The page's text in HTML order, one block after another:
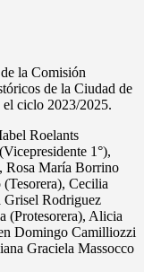
la Comisión
de la Ciudad de
el ciclo 2023/2025.
Roelants
1°),
Rosa María Borrino
Cecilia
Grisel Rodriguez
(Protesorera), Alicia
Domingo Camilliozzi
Graciela Massocco